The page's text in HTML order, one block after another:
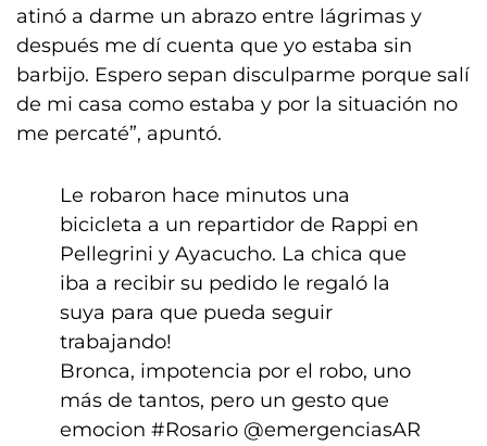
atinó a darme un abrazo entre lágrimas y
después me dí cuenta que yo estaba sin
barbijo. Espero sepan disculparme porque salí
de mi casa como estaba y por la situación no
me percaté”, apuntó.
Le robaron hace minutos una
bicicleta a un repartidor de Rappi en
Pellegrini y Ayacucho. La chica que
iba a recibir su pedido le regaló la
suya para que pueda seguir
trabajando!
Bronca, impotencia por el robo, uno
más de tantos, pero un gesto que
emocion #Rosario @emergenciasAR